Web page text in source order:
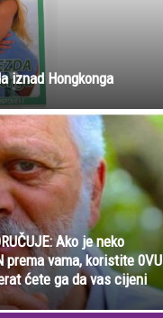
iznad Hongkonga
Ako je neko
prema vama, koristite 0VU
ćete ga da vas cijeni